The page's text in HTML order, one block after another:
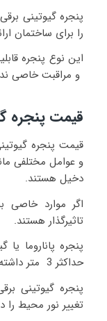
پنجره گیوتینی
را برای ساختمان
این نوع پنجره
و مراقبت خاصی
قیمت پنجره
قیمت پنجره
و عوامل مختلفی
دخیل هستند.
اگر موارد
تاثیرگذار هستند.
حداکثر 3 متر داشته باشد.
پنجره گیوتینی
تغییر نور محیط را